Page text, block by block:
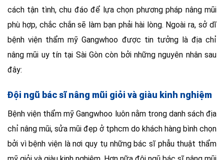
cách tận tình, chu đáo để lựa chọn phương pháp nâng mũi
phù hợp, chắc chắn sẽ làm bạn phải hài lòng. Ngoài ra, sở dĩ
bệnh viện thẩm mỹ Gangwhoo được tin tưởng là địa chỉ
nâng mũi uy tín tại Sài Gòn còn bởi những nguyên nhân sau
đây:
Đội ngũ bác sĩ nâng mũi giỏi và giàu kinh nghiệm
Bệnh viện thẩm mỹ Gangwhoo luôn nằm trong danh sách địa
chỉ nâng mũi, sửa mũi đẹp ở tphcm do khách hàng bình chọn
bởi vì bệnh viện là nơi quy tụ những bác sĩ phẫu thuật thẩm